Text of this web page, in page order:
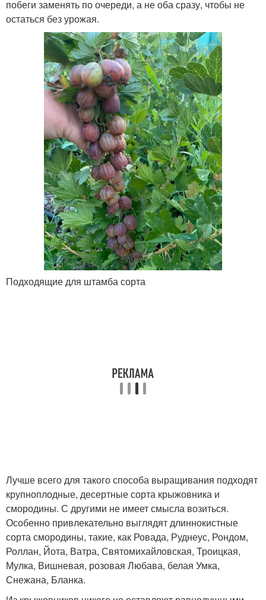
побеги заменять по очереди, а не оба сразу, чтобы не
остаться без урожая.
Подходящие для штамба сорта
Лучше всего для такого способа выращивания подходят
крупноплодные, десертные сорта крыжовника и
смородины. С другими не имеет смысла возиться.
Особенно привлекательно выглядят длиннокистные
сорта смородины, такие, как Ровада, Руднеус, Рондом,
Роллан, Йота, Ватра, Святомихайловская, Троицкая,
Мулка, Вишневая, розовая Любава, белая Умка,
Снежана, Бланка.